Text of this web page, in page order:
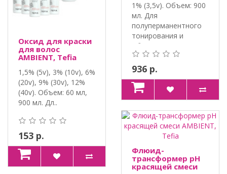
Оксид для краски
для волос
AMBIENT, Tefia
1,5% (5v), 3% (10v), 6%
(20v), 9% (30v), 12%
(40v). Объем: 60 мл,
900 мл. Дл..
153 р.
1% (3,5v). Объем: 900
мл. Для
полуперманентного
тонирования и
обновлени..
936 р.
Флюид-
трансформер pH
красящей смеси